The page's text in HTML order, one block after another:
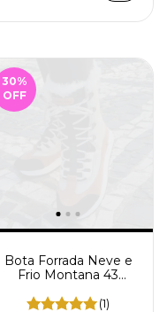
30%
OFF
Bota Forrada Neve e
Frio Montana 43
(1)